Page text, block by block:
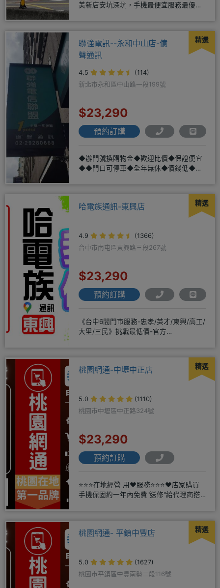
美新店安坑深坑，手機最便宜服務最優
精選
聯強電訊--永和中山店-億
聲通訊
4.5
(114)
新北市永和區中山路一段199號
$23,290
預約訂購
◆辦門號換購物金◆歡迎比價◆保證便宜
◆◆門口可停車◆全年無休◆價錢低◆服
精選
哈電族通訊-東興店
4.9
(1366)
台中市南屯區東興路三段267號
$23,290
預約訂購
《台中6間門市服務-忠孝/英才/東興/高工/
大里/三民》挑戰最低價-官方
精選
桃園網通-中壢中正店
5.0
(1110)
桃園市中壢區中正路324號
$23,290
預約訂購
⭐⭐⭐在地經營 用❤️服務⭐⭐⭐❤️店家購買
手機保固約一年內免費"送修"給代理商搭
精選
桃園網通- 平鎮中豐店
5.0
(1627)
桃園市平鎮區中豐南勢二段116號